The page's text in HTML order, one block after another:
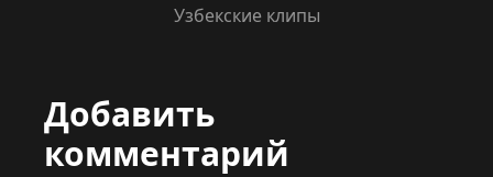
Узбекские клипы
Добавить
комментарий